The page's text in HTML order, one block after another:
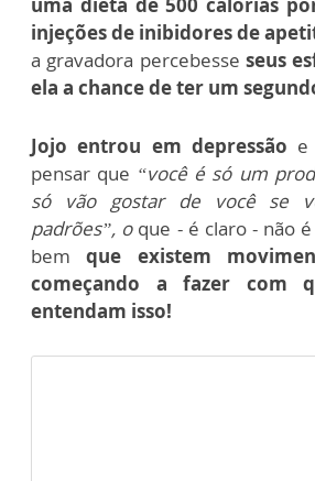
uma dieta de 500 calorias
injeções de inibidores de
a gravadora percebesse seus
ela a chance de ter um
Jojo entrou em depressão e
pensar que “você é só um
só vão gostar de você se
padrões”, oque - é claro - não
bemque existem
começando a fazer com
entendam isso!